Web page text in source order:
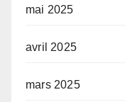
mai 2025
avril 2025
mars 2025